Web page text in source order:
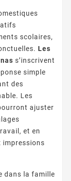
scolaires,
Les
s’inscrivent
simple
des
Les
ajuster
et en
impressions
dans la famille